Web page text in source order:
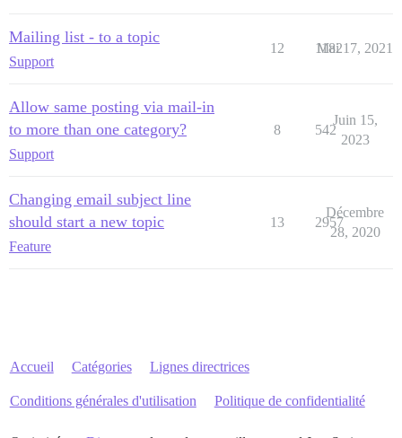
Mailing list - to a topic
Support
12 1182
Mai 17, 2021
Allow same posting via mail-in
to more than one category?
Support
8 542
Juin 15,
2023
Changing email subject line
should start a new topic
Feature
13 2957
Décembre
28, 2020
Accueil Catégories Lignes directrices
Conditions générales d'utilisation Politique de confidentialité